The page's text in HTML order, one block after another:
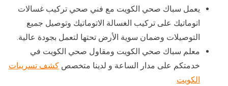
يعمل سباك صحي الكويت مع فني صحي تركيب غسالات
اتوماتيك على تركيب الغسالة الاتوماتيك وتوصيل جميع
التوصيلات وضمان سوية الأرض تحتها لتعمل بجودة عالية.
معلم سباك صحي الكويت ومقاول صحي الكويت في
خدمتكم على مدار الساعة و لدينا متخصص كشف تسريبات
الكويت